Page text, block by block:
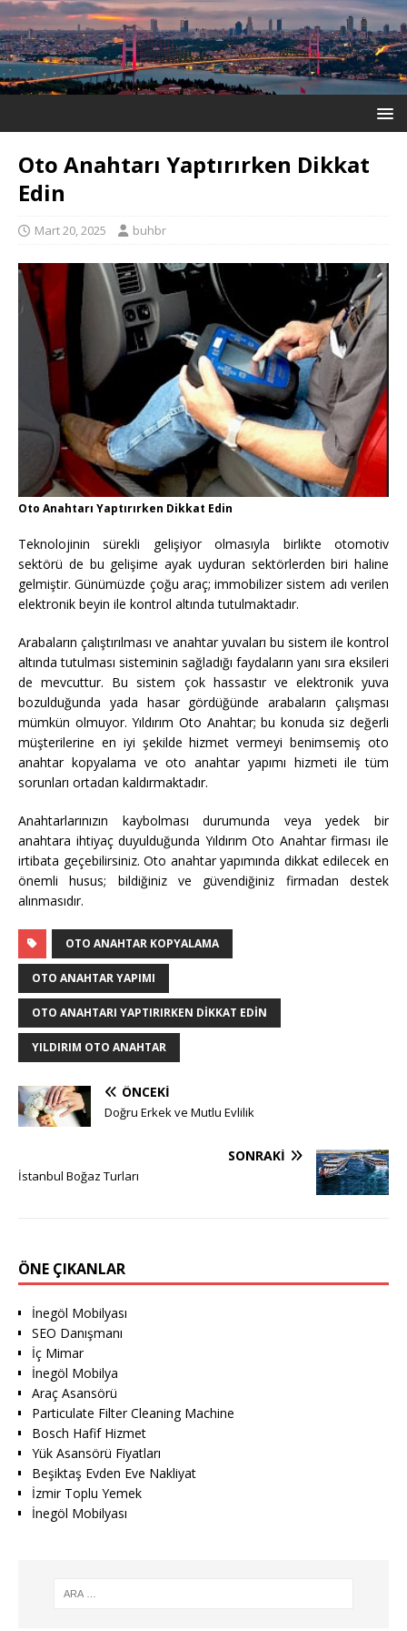
Oto Anahtarı Yaptırırken Dikkat
Edin
Mart 20, 2025 buhbr
Oto Anahtarı Yaptırırken Dikkat Edin
Teknolojinin sürekli gelişiyor olmasıyla birlikte otomotiv
sektörü de bu gelişime ayak uyduran sektörlerden biri haline
gelmiştir. Günümüzde çoğu araç; immobilizer sistem adı verilen
elektronik beyin ile kontrol altında tutulmaktadır.
Arabaların çalıştırılması ve anahtar yuvaları bu sistem ile kontrol
altında tutulması sisteminin sağladığı faydaların yanı sıra eksileri
de mevcuttur. Bu sistem çok hassastır ve elektronik yuva
bozulduğunda yada hasar gördüğünde arabaların çalışması
mümkün olmuyor. Yıldırım Oto Anahtar; bu konuda siz değerli
müşterilerine en iyi şekilde hizmet vermeyi benimsemiş oto
anahtar kopyalama ve oto anahtar yapımı hizmeti ile tüm
sorunları ortadan kaldırmaktadır.
Anahtarlarınızın kaybolması durumunda veya yedek bir
anahtara ihtiyaç duyulduğunda Yıldırım Oto Anahtar firması ile
irtibata geçebilirsiniz. Oto anahtar yapımında dikkat edilecek en
önemli husus; bildiğiniz ve güvendiğiniz firmadan destek
alınmasıdır.
OTO ANAHTAR KOPYALAMA
OTO ANAHTAR YAPIMI
OTO ANAHTARI YAPTIRIRKEN DIKKAT EDIN
YILDIRIM OTO ANAHTAR
ÖNCEKI
Doğru Erkek ve Mutlu Evlilik
SONRAKI
İstanbul Boğaz Turları
ÖNE ÇIKANLAR
İnegöl Mobilyası
SEO Danışmanı
İç Mimar
İnegöl Mobilya
Araç Asansörü
Particulate Filter Cleaning Machine
Bosch Hafif Hizmet
Yük Asansörü Fiyatları
Beşiktaş Evden Eve Nakliyat
İzmir Toplu Yemek
İnegöl Mobilyası